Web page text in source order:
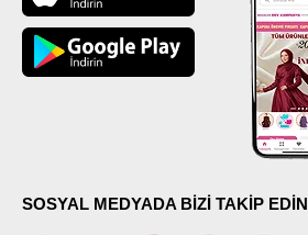
SOSYAL MEDYADA BİZİ TAKİP EDİN